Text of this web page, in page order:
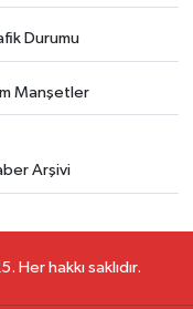
Durumu
Manşetler
Arşivi
hakkı saklıdır.